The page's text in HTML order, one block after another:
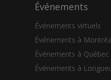
Événements
Événements virtuels
Événements à
Événements à Québec
Événements à